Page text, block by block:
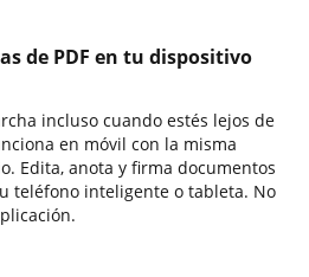
de PDF en tu dispositivo
incluso cuando estés lejos de
en móvil con la misma
Edita, anota y firma documentos
teléfono inteligente o tableta. No